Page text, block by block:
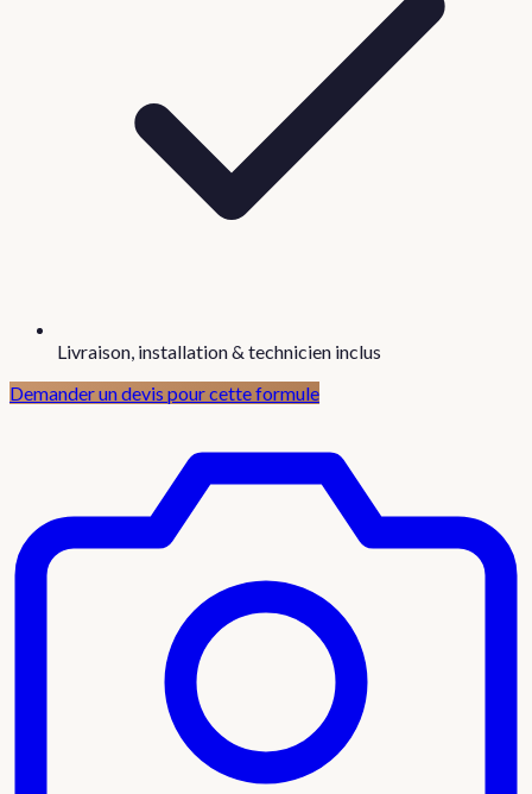
Livraison, installation & technicien inclus
Demander un devis pour cette formule